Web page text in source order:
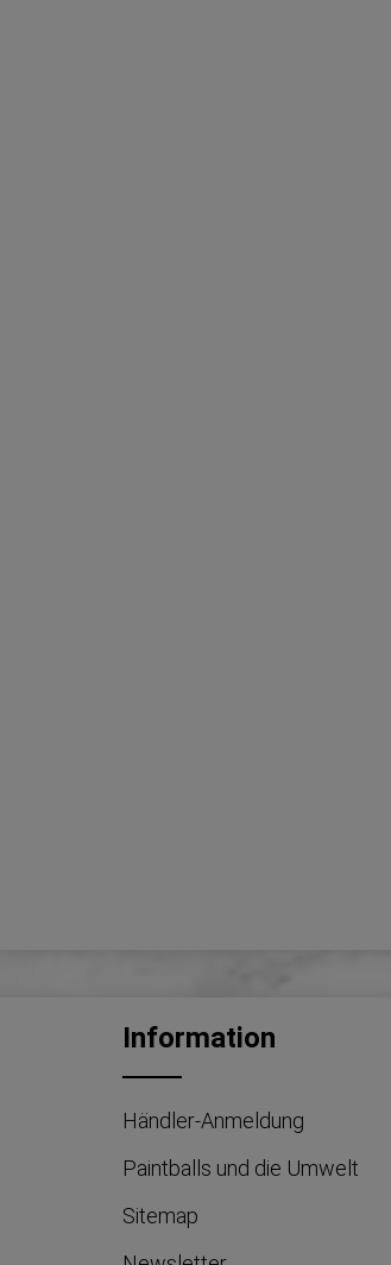
Information
Händler-Anmeldung
Paintballs und die Umwelt
Sitemap